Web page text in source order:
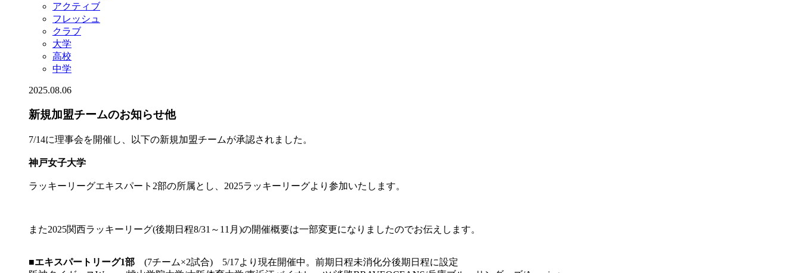
アクティブ
フレッシュ
クラブ
大学
高校
中学
2025.08.06
新規加盟チームのお知らせ他
7/14に理事会を開催し、以下の新規加盟チームが承認されました。
神戸女子大学
ラッキーリーグエキスパート2部の所属とし、2025ラッキーリーグより参加いたします。
また2025関西ラッキーリーグ(後期日程8/31～11月)の開催概要は一部変更になりましたのでお伝えします。
■エキスパートリーグ1部 (7チーム×2試合) 5/17より現在開催中。前期日程未消化分後期日程に設定